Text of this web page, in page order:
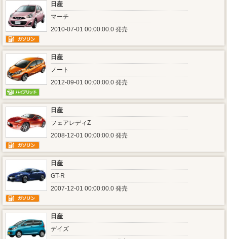
日産
マーチ
2010-07-01 00:00:00.0 発売
日産
ノート
2012-09-01 00:00:00.0 発売
日産
フェアレディZ
2008-12-01 00:00:00.0 発売
日産
GT-R
2007-12-01 00:00:00.0 発売
日産
デイズ